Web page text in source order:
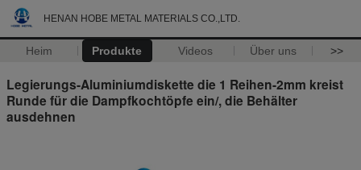
HENAN HOBE METAL MATERIALS CO.,LTD.
Heim Produkte Videos Über uns >>
Legierungs-Aluminiumdiskette die 1 Reihen-2mm kreist
Runde für die Dampfkochtöpfe ein/, die Behälter
ausdehnen